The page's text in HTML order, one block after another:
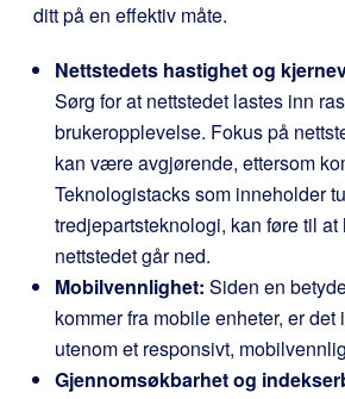
ditt på en effektiv måte.
Nettstedets hastighet og
Sørg for at nettstedet lastes inn
brukeropplevelse. Fokus på
kan være avgjørende, ettersom
Teknologistacks som inneholder
tredjepartsteknologi, kan føre til
nettstedet går ned.
Mobilvennlighet: Siden en
kommer fra mobile enheter, er det
utenom et responsivt,
Gjennomsøkbarhet og